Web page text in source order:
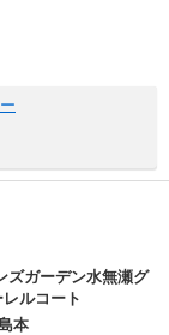
ズガーデン水無瀬グ
ルコート
本